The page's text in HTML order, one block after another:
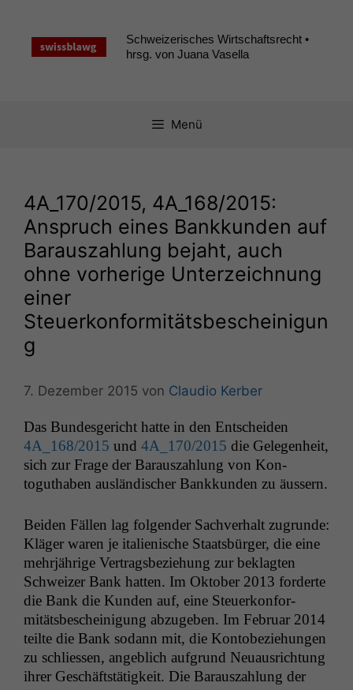
springen
Schweizerisches Wirtschaftsrecht •
hrsg. von Juana Vasella
Menü
4A_170/2015, 4A_168/2015:
Anspruch eines Bankkunden auf
Barauszahlung bejaht, auch
ohne vorherige Unterzeichnung
einer
Steuerkonformitätsbescheinigun
g
7. Dezember 2015 von Claudio Kerber
Das Bun­des­gericht hat­te in den Entschei­den
4A_168/2015 und 4A_170/2015 die Gele­gen­heit,
sich zur Frage der Barauszahlung von Kon­
toguthaben aus­ländis­ch­er Bankkun­den zu äussern.
Bei­den Fällen lag fol­gen­der Sachver­halt zugrunde:
Kläger waren je ital­ienis­che Staats­bürg­er, die eine
mehrjährige Ver­trags­beziehung zur beklagten
Schweiz­er Bank hat­ten. Im Okto­ber 2013 forderte
die Bank die Kun­den auf, eine Steuerkon­for­
mitäts­bescheini­gung abzugeben. Im Feb­ru­ar 2014
teilte die Bank sodann mit, die Kon­to­beziehun­gen
zu schliessen, ange­blich auf­grund Neuaus­rich­tung
ihrer Geschäft­stätigkeit. Die Barauszahlung der